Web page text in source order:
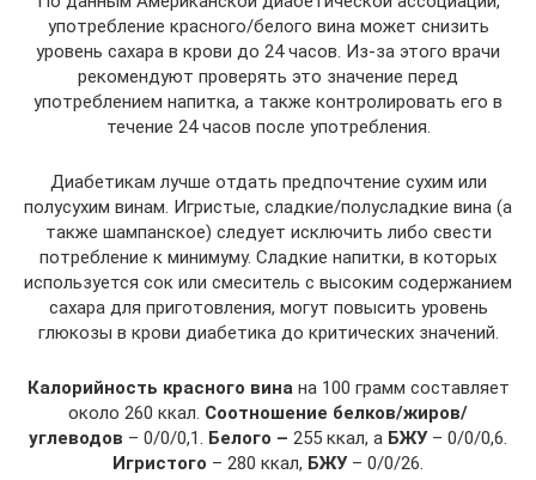
употребление красного/белого вина может снизить
уровень сахара в крови до 24 часов. Из-за этого врачи
рекомендуют проверять это значение перед
употреблением напитка, а также контролировать его в
течение 24 часов после употребления.
Диабетикам лучше отдать предпочтение сухим или
полусухим винам. Игристые, сладкие/полусладкие вина (а
также шампанское) следует исключить либо свести
потребление к минимуму. Сладкие напитки, в которых
используется сок или смеситель с высоким содержанием
сахара для приготовления, могут повысить уровень
глюкозы в крови диабетика до критических значений.
Калорийность красного винана 100 грамм составляет
около 260 ккал. Соотношение белков/жиров/
углеводов – 0/0/0,1. Белого – 255 ккал, а БЖУ– 0/0/0,6.
Игристого – 280 ккал, БЖУ– 0/0/26.